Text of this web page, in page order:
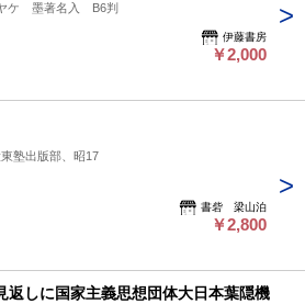
ケ 墨著名入 B6判
伊藤書房
￥2,000
塾出版部、昭17
書砦 梁山泊
￥2,800
しに国家主義思想団体大日本葉隠機